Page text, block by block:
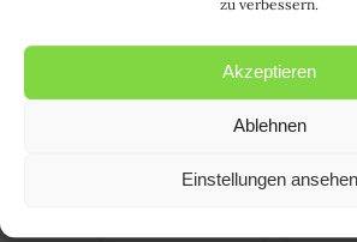
zu verbessern.
Akzeptieren
Ablehnen
Einstellungen ansehen
COSTUMES ALEMÃES(5)
DEUTSCHE GEWOHNHEITEN
DEUTSCHE SPRACHE(5)